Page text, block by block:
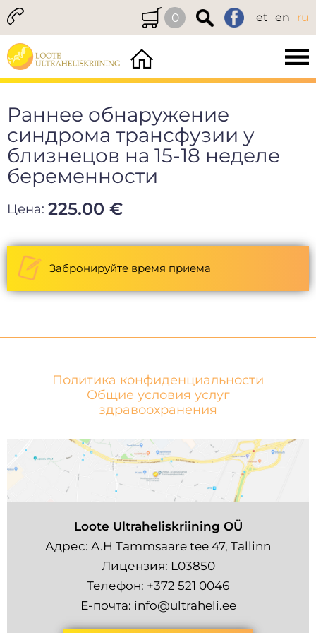
0 et en ru
Раннее обнаружение
синдрома трансфузии у
близнецов на 15-18 неделе
беременности
Цена: 225.00 €
Забронируйте время приема
Политика конфиденциальности
Общие условия услуг
здравоохранения
Loote Ultraheliskriining OÜ
Адрес: A.H Tammsaare tee 47, Tallinn
Лицензия: L03850
Телефон: +372 521 0046
Е-почта: info@ultraheli.ee